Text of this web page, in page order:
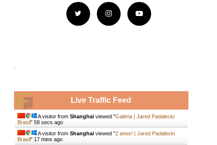
Live Traffic Feed
A visitor from Shanghaiviewed "Galeria | Jared Padalecki
Brasil" 59 secs ago
A visitor from Shanghaiviewed "2 anos! | Jared Padalecki
Brasil" 17 mins ago